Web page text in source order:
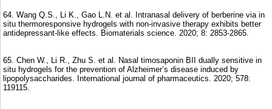
64. Wang Q.S., Li K., Gao L.N. et al. Intranasal delivery of berberine via in
situ thermoresponsive hydrogels with non-invasive therapy exhibits better
antidepressant-like effects. Biomaterials science. 2020; 8: 2853-2865.
65. Chen W., Li R., Zhu S. et al. Nasal timosaponin BII dually sensitive in
situ hydrogels for the prevention of Alzheimer’s disease induced by
lipopolysaccharides. International journal of pharmaceutics. 2020; 578:
119115.